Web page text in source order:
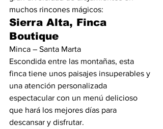
muchos rincones mágicos:
Sierra Alta, Finca
Boutique
Minca – Santa Marta
Escondida entre las montañas, esta
finca tiene unos paisajes insuperables y
una atención personalizada
espectacular con un menú delicioso
que hará los mejores días para
descansar y disfrutar.